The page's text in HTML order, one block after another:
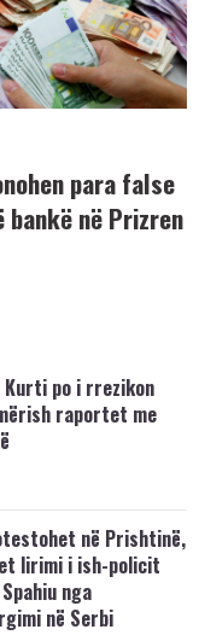
para false
bankë në Prizren
Kurti po i rrezikon
raportet me
në Prishtinë,
lirimi i ish-policit
nga
në Serbi